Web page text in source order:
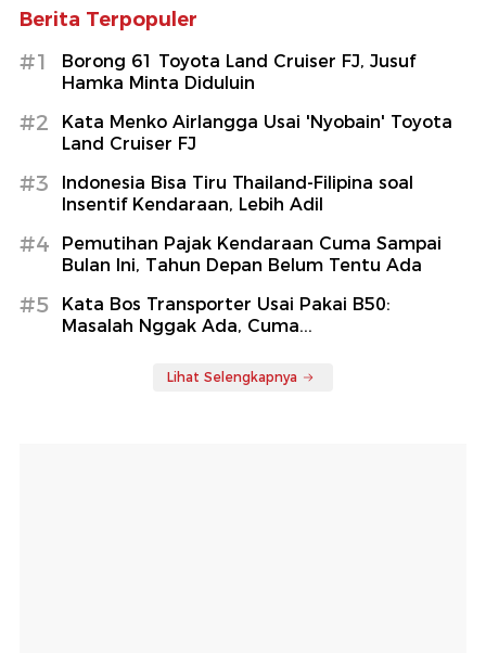
Berita Terpopuler
#1
Borong 61 Toyota Land Cruiser FJ, Jusuf
Hamka Minta Diduluin
#2
Kata Menko Airlangga Usai 'Nyobain' Toyota
Land Cruiser FJ
#3
Indonesia Bisa Tiru Thailand-Filipina soal
Insentif Kendaraan, Lebih Adil
#4
Pemutihan Pajak Kendaraan Cuma Sampai
Bulan Ini, Tahun Depan Belum Tentu Ada
#5
Kata Bos Transporter Usai Pakai B50:
Masalah Nggak Ada, Cuma...
Lihat Selengkapnya